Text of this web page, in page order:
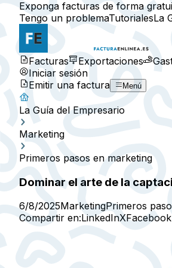
Exponga facturas de forma
Tengo un problemaTutorialesLa
Facturas Exportaciones
Iniciar sesión
Emitir una factura
Menú
La Guía del Empresario
Marketing
Primeros pasos en marketing
Dominar el arte de la
6/8/2025MarketingPrimeros
Compartir en:LinkedInXFacebook